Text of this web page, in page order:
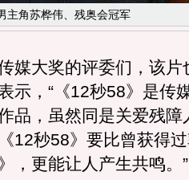
主角苏桦伟、残奥会冠军
大奖的评委们，该片
示，“《12秒58》是传
品，虽然同是关爱残障
12秒58》要比曾获得
，更能让人产生共鸣。”